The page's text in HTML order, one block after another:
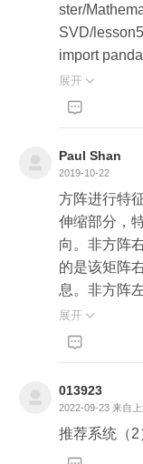
ster/
SVD/
import
import
from
# 加载用户
df_ratings =
v")
# 获取用户
减少数据规
df_ratings
num]
ie_num]
展开 

Paul Shan
2019-10-22
方阵进行特
伸缩部分，
向。非方阵
的是该矩阵
息。非方阵
的是该矩阵
用户-电影
征向量分解
异矩阵都是
全反应了原
小反映了主
展开 

013923
2022-09-23 来自
推荐系统（2